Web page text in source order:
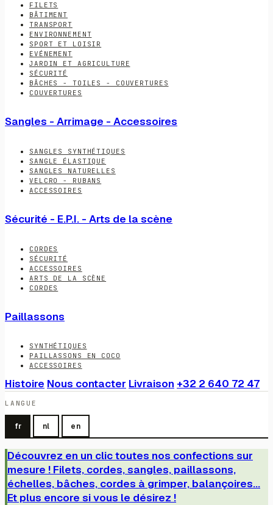
FILETS
BÂTIMENT
TRANSPORT
ENVIRONNEMENT
SPORT ET LOISIR
EVÉNEMENT
JARDIN ET AGRICULTURE
SÉCURITÉ
BÂCHES - TOILES - COUVERTURES
COUVERTURES
Sangles - Arrimage - Accessoires
SANGLES SYNTHÉTIQUES
SANGLE ÉLASTIQUE
SANGLES NATURELLES
VELCRO - RUBANS
ACCESSOIRES
Sécurité - E.P.I. - Arts de la scène
CORDES
SÉCURITÉ
ACCESSOIRES
ARTS DE LA SCÈNE
CORDES
Paillassons
SYNTHÉTIQUES
PAILLASSONS EN COCO
ACCESSOIRES
Histoire Nous contacter Livraison +32 2 640 72 47
LANGUE
fr nl en
Découvrez en un clic toutes nos confections sur
mesure ! Filets, cordes, sangles, paillassons,
échelles, bâches, cordes à grimper, balançoires...
Et plus encore si vous le désirez !